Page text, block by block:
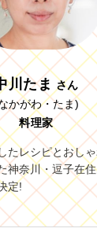
川たま さん
かがわ・たま)
料理家
たレシピとおし
神奈川・逗子在
定!